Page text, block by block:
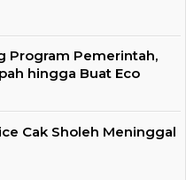
Program Pemerintah,
hingga Buat Eco
Cak Sholeh Meninggal